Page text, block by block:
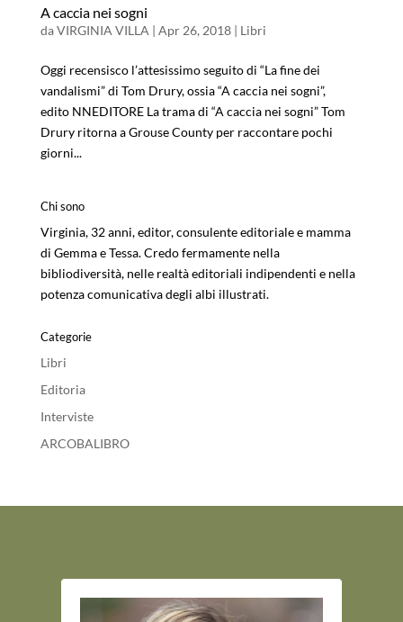
A caccia nei sogni
daVIRGINIA VILLA | Apr 26, 2018| Libri
Oggi recensisco l’attesissimo seguito di “La fine dei
vandalismi” di Tom Drury, ossia “A caccia nei sogni”,
edito NNEDITORE La trama di “A caccia nei sogni” Tom
Drury ritorna a Grouse County per raccontare pochi
giorni...
Chi sono
Virginia, 32 anni, editor, consulente editoriale e mamma
di Gemma e Tessa. Credo fermamente nella
bibliodiversità, nelle realtà editoriali indipendenti e nella
potenza comunicativa degli albi illustrati.
Categorie
Libri
Editoria
Interviste
ARCOBALIBRO